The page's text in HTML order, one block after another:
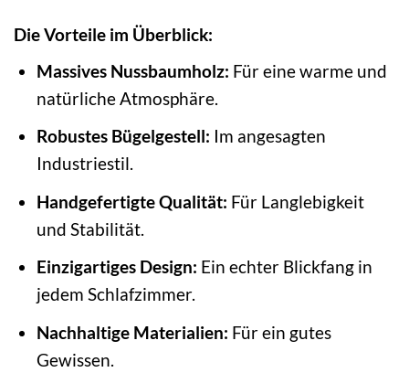
Die Vorteile im Überblick:
Massives Nussbaumholz: Für eine warme und
natürliche Atmosphäre.
Robustes Bügelgestell: Im angesagten
Industriestil.
Handgefertigte Qualität: Für Langlebigkeit
und Stabilität.
Einzigartiges Design: Ein echter Blickfang in
jedem Schlafzimmer.
Nachhaltige Materialien: Für ein gutes
Gewissen.